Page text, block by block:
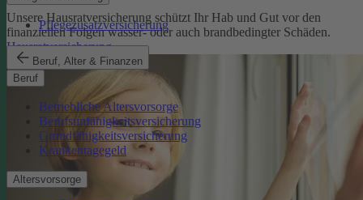
Pflegezusatzversicherung
Beruf, Alter & Finanzen
Beruf
Betriebliche Altersvorsorge
Berufsunfähigkeitsversicherung
Grundfähigkeitsversicherung
Krankentagegeld
Altersvorsorge
Unsere Hausratversicherung schützt Ihr Hab und Gut vor den
finanziellen Folgen wasser- oder auch brandbedingter Schäden.
Hausratversicherung